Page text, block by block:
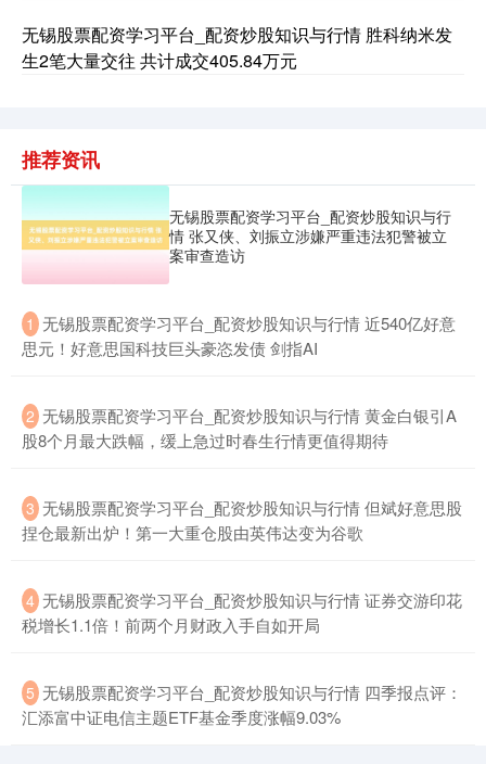
国债指数 229.69
期指IC0
上证综指 3940.04 +39.68
无锡股票配资学习平台_配资炒股知识与行情 胜科纳米发
生2笔大量交往 共计成交405.84万元
推荐资讯
无锡股票配资学习平台_配资炒股知识与行
情 张又侠、刘振立涉嫌严重违法犯警被立
案审查造访
1 ​无锡股票配资学习平台_配资炒股知识与行情 近540亿好意
思元！好意思国科技巨头豪恣发债 剑指AI
2 ​无锡股票配资学习平台_配资炒股知识与行情 黄金白银引A
股8个月最大跌幅，缓上急过时春生行情更值得期待
3 ​无锡股票配资学习平台_配资炒股知识与行情 但斌好意思股
捏仓最新出炉！第一大重仓股由英伟达变为谷歌
4 ​无锡股票配资学习平台_配资炒股知识与行情 证券交游印花
税增长1.1倍！前两个月财政入手自如开局
5 ​无锡股票配资学习平台_配资炒股知识与行情 四季报点评：
汇添富中证电信主题ETF基金季度涨幅9.03%